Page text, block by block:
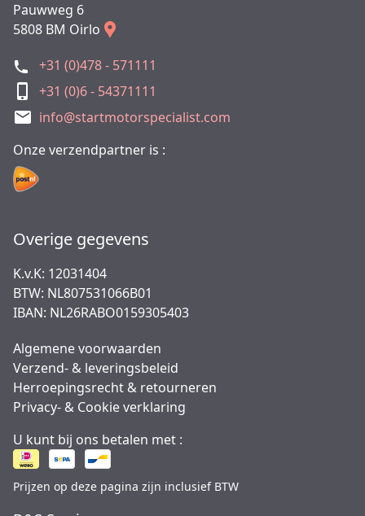
Pauwweg 6
5808 BM Oirlo
+31 (0)478 - 571111
+31 (0)6 - 54371111
info@startmotorspecialist.com
Onze verzendpartner is :
Overige gegevens
K.v.K: 12031404
BTW: NL807531066B01
IBAN: NL26RABO0159305403
Algemene voorwaarden
Verzend- & leveringsbeleid
Herroepingsrecht & retourneren
Privacy- & Cookie verklaring
U kunt bij ons betalen met :
Prijzen op deze pagina zijn inclusief BTW